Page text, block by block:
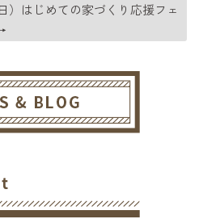
）はじめての家づくり応援フェ